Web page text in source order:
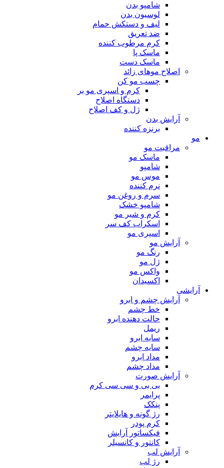
شامپو بدن
لوسیون بدن
لیف و دستکش حمام
ضد تعریق
کرم مرطوب کننده
ماسک پا
ماسک دست
اصلاح موهای زائد
چسب مو کن
کرم و اسپری مو بر
دستگاه اصلاح
ژل و کف اصلاح
آرایش بدن
برنزه کننده
مو
مراقبت مو
ماسک مو
شامپو
موس مو
نرم کننده
سرم و روغن مو
شامپو خشک
کرم و شیر مو
اسکراب کف سر
اسپری مو
آرایش مو
رنگ مو
ژل مو
واکس مو
اکسیدان
آرایشی
آرایش چشم و ابرو
خط چشم
حالت دهنده ابرو
ریمل
سایه ابرو
سایه چشم
مداد ابرو
مداد چشم
آرایش صورت
بی بی و سی سی کرم
پرایمر
پنکک
رژ گونه و هایلایتر
کرم پودر
فیکساتور آرایش
کانتور و کانسیلر
آرایش لب
رژ لب